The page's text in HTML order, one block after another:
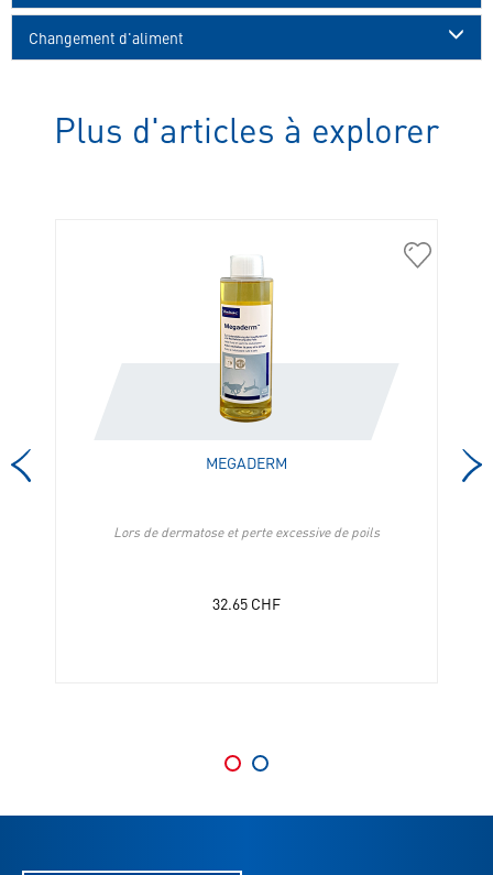
Changement d'aliment
Plus d'articles à explorer
303822
MEGADERM
Lors de dermatose et perte excessive de poils
32.65 CHF